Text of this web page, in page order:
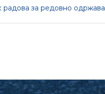
за редовно